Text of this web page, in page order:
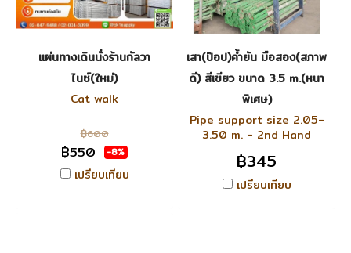
แผ่นทางเดินนั่งร้านกัลวา
ไนซ์(ใหม่)
Cat walk
฿600
฿550 -8%
เปรียบเทียบ
เสา(ป๊อป)ค้ำยัน มือสอง(สภาพ
ดี) สีเขียว ขนาด 3.5 m.(หนา
พิเศษ)
Pipe support size 2.05-
3.50 m. - 2nd Hand
฿345
เปรียบเทียบ